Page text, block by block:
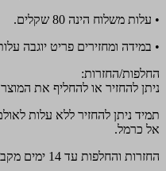
• עלות משלוח הינה 80 שקלים.
• במידה ומחזירים פריט יוגבה
החלפות/החזרות:
ניתן להחזיר או להחליף את
תמיד ניתן להחזיר ללא עלות
אל כרמל.
החזרות והחלפות עד 14 ימים מקבלת המוצר.